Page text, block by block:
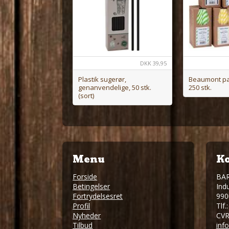
DKK 39,95
Plastik sugerør,
genanvendelige, 50 stk.
(sort)
Beaumont
250 stk.
Menu
Forside
Betingelser
Fortrydelsesret
Profil
Nyheder
Tilbud